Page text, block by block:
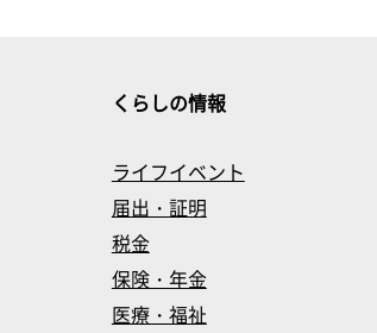
くらしの情報
ライフイベント
届出・証明
税金
保険・年金
医療・福祉